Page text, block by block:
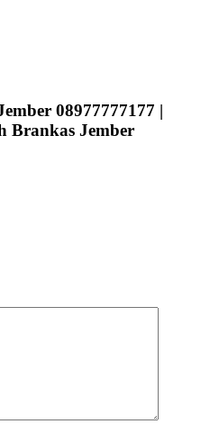
08977777177 |
Brankas Jember